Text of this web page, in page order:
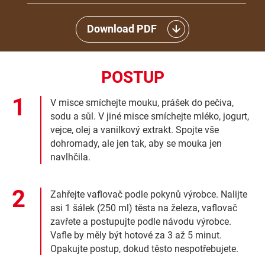
Download PDF
POSTUP
V misce smíchejte mouku, prášek do pečiva,
sodu a sůl. V jiné misce smíchejte mléko, jogurt,
vejce, olej a vanilkový extrakt. Spojte vše
dohromady, ale jen tak, aby se mouka jen
navlhčila.
Zahřejte vaflovač podle pokynů výrobce. Nalijte
asi 1 šálek (250 ml) těsta na železa, vaflovač
zavřete a postupujte podle návodu výrobce.
Vafle by měly být hotové za 3 až 5 minut.
Opakujte postup, dokud těsto nespotřebujete.